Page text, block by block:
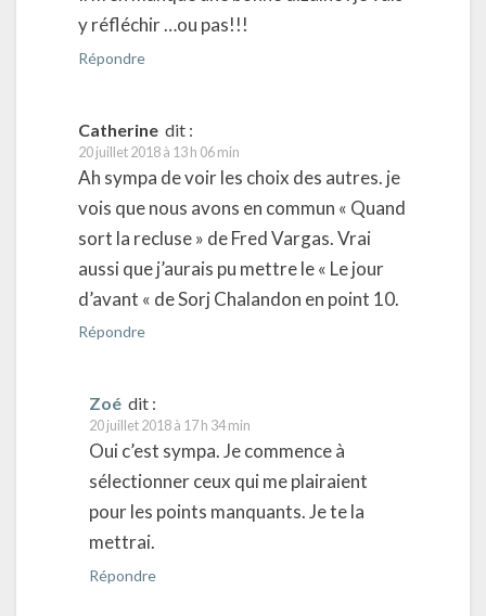
y réfléchir …ou pas!!!
Répondre
Catherine dit :
20 juillet 2018 à 13 h 06 min
Ah sympa de voir les choix des autres. je
vois que nous avons en commun « Quand
sort la recluse » de Fred Vargas. Vrai
aussi que j’aurais pu mettre le « Le jour
d’avant « de Sorj Chalandon en point 10.
Répondre
Zoé dit :
20 juillet 2018 à 17 h 34 min
Oui c’est sympa. Je commence à
sélectionner ceux qui me plairaient
pour les points manquants. Je te la
mettrai.
Répondre